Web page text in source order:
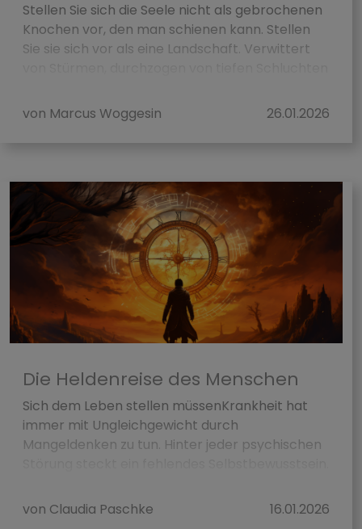
Stellen Sie sich die Seele nicht als gebrochenen
Knochen vor, den man schienen kann. Stellen
Sie sie sich vor als eine Landschaft. Verwittert
von Marcus Woggesin
26.01.2026
Die Heldenreise des Menschen
Sich dem Leben stellen müssenKrankheit hat
immer mit Ungleichgewicht durch
Mangeldenken zu tun. Hinter jeder psychischen
von Claudia Paschke
16.01.2026